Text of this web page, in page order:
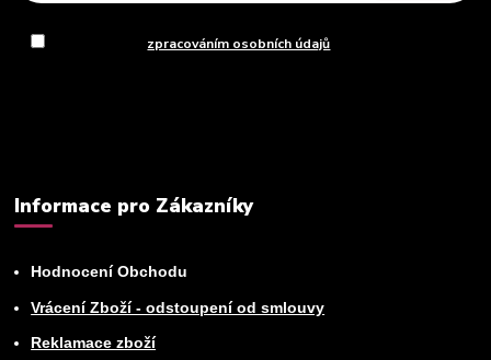
zpracováním osobních údajů
Informace pro Zákazníky
Hodnocení Obchodu
Vrácení Zboží - odstoupení od smlouvy
Reklamace zboží